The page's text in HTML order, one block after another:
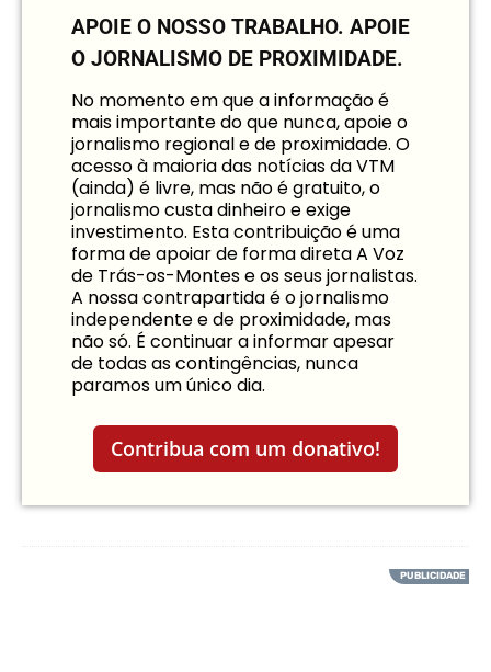
APOIE O NOSSO TRABALHO. APOIE
O JORNALISMO DE PROXIMIDADE.
No momento em que a informação é
mais importante do que nunca, apoie o
jornalismo regional e de proximidade. O
acesso à maioria das notícias da VTM
(ainda) é livre, mas não é gratuito, o
jornalismo custa dinheiro e exige
investimento. Esta contribuição é uma
forma de apoiar de forma direta A Voz
de Trás-os-Montes e os seus jornalistas.
A nossa contrapartida é o jornalismo
independente e de proximidade, mas
não só. É continuar a informar apesar
de todas as contingências, nunca
paramos um único dia.
Contribua com um donativo!